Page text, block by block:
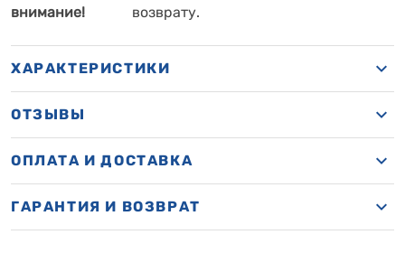
внимание!
возврату.
ХАРАКТЕРИСТИКИ
ОТЗЫВЫ
ОПЛАТА И ДОСТАВКА
ГАРАНТИЯ И ВОЗВРАТ